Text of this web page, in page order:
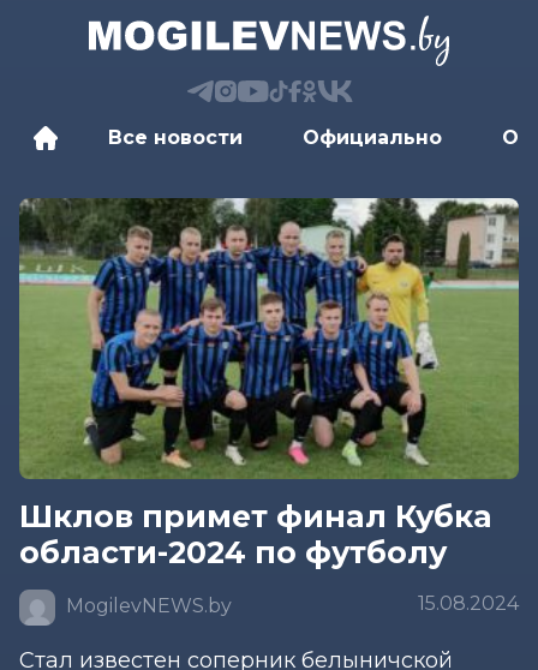
Все новости Официально
Шклов примет финал Кубка
области-2024 по футболу
MogilevNEWS.by 15.08.2024
Стал известен соперник белыничской